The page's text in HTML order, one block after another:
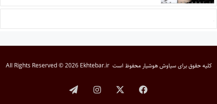
کلیه حقوق برایسیاوش هوشیار محفوظ است All Rights Reserved © 2026 Ekhtebar.ir